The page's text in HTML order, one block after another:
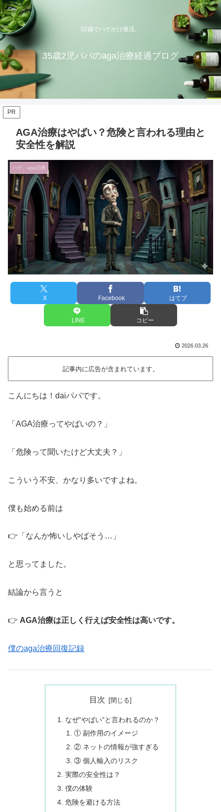
32歳でハゲかけ復活。
35歳2児パパのaga治療経過ブログ
PR
AGA治療はやばい？危険と言われる理由と
安全性を解説
ハゲ、aga治療
X Facebook はてブ
LINE コピー
2026.03.26
記事内に広告が含まれています。
こんにちは！daiパパです。
「AGA治療ってやばいの？」
「危険って聞いたけど大丈夫？」
こういう不安、かなり多いですよね。
僕も始める前は
👉「なんか怖いしやばそう…」
と思ってました。
結論から言うと
👉 AGA治療は正しく行えば安全性は高いです。
僕のaga治療回復記録
目次
なぜ“やばい”と言われるのか？
① 副作用のイメージ
② ネットの情報が強すぎる
③ 個人輸入のリスク
実際の安全性は？
僕の体験
危険を避ける方法